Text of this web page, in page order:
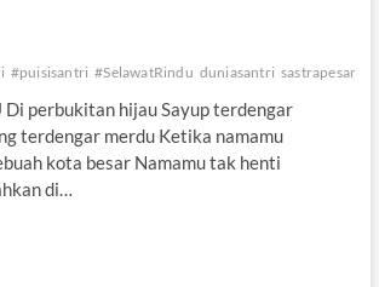
#puisisantri #SelawatRindu duniasantri
Di perbukitan hijau Sayup terdengar
terdengar merdu Ketika namamu
kota besar Namamu tak henti
di…